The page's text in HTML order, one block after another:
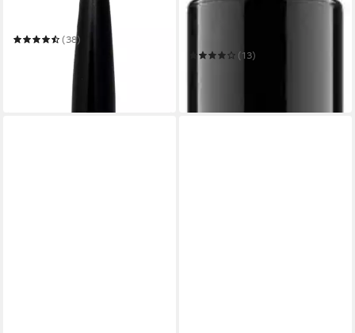
Kajal Le Crayon Yeux
(38)
(30.990,00 €/ 1 kg)
in 1-2 Werktagen bei dir
(13)